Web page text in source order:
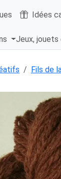
Idées
Jeux, jouets
Fils de